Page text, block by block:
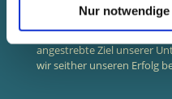
Nur
hohen
Langjährige und
angestrebte Ziel unserer
wir seither unseren Erfolg